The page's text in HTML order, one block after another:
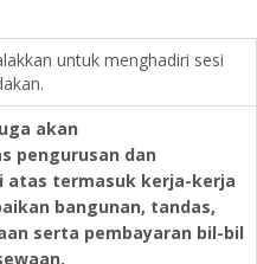
untuk menghadiri sesi
akan
pengurusan dan
atas termasuk kerja-kerja
bangunan, tandas,
serta pembayaran bil-bil